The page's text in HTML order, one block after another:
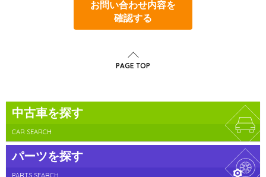
お問い合わせ内容を
確認する
PAGE TOP
中古車を探す
CAR SEARCH
パーツを探す
PARTS SEARCH